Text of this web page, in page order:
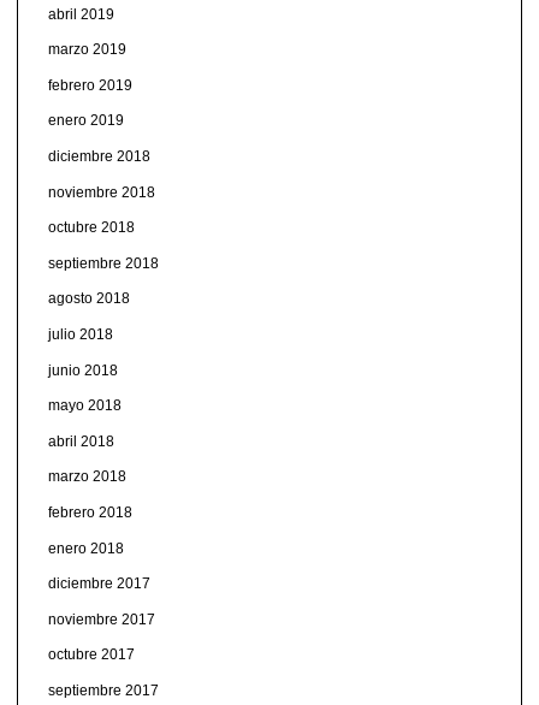
abril 2019
marzo 2019
febrero 2019
enero 2019
diciembre 2018
noviembre 2018
octubre 2018
septiembre 2018
agosto 2018
julio 2018
junio 2018
mayo 2018
abril 2018
marzo 2018
febrero 2018
enero 2018
diciembre 2017
noviembre 2017
octubre 2017
septiembre 2017